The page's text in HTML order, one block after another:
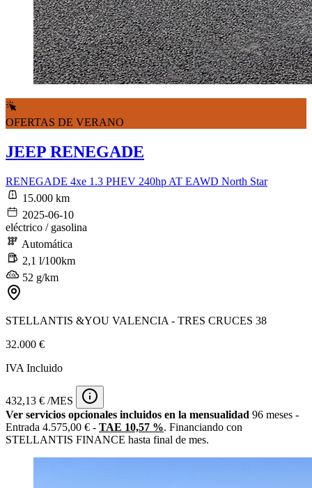
OFERTAS DE VERANO
JEEP RENEGADE
RENEGADE 4xe 1.3 PHEV 240hp AT EAWD North Star
15.000 km
2025-06-10
eléctrico / gasolina
Automática
2,1 l/100km
52 g/km
STELLANTIS &YOU VALENCIA - TRES CRUCES 38
32.000 €
IVA Incluido
432,13 € /MES
Ver servicios opcionales incluidos en la mensualidad 96 meses -
Entrada 4.575,00 € - TAE 10,57 %. Financiando con
STELLANTIS FINANCE hasta final de mes.